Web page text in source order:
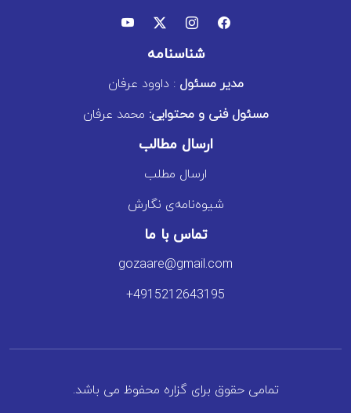
شناسنامه
مدیر مسئول: داوود عرفان
مسئول فنی و محتوایی: محمد عرفان
ارسال مطالب
ارسال مطلب
شیوه‌نامه‌ی نگارش
تماس با ما
gozaare@gmail.com
+4915212643195
تمامی حقوق برای گزاره محفوظ می باشد.